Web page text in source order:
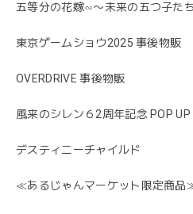
五等分の花嫁∽〜未来の五つ子た
東京ゲームショウ2025 事後物販
OVERDRIVE 事後物販
風来のシレン６2周年記念 POP
デスティニーチャイルド
≪あるじゃんマーケット限定商品